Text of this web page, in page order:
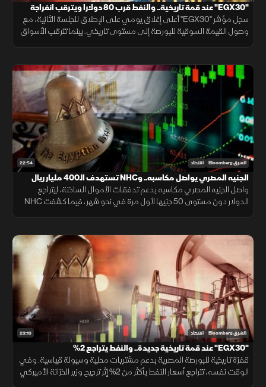
"EGX30" عند قمة تاريخية.. والنفط قرب 80 دولارا ويترقب انفراجة
"هرمز"
سجل مؤشر "EGX30" أعلى إغلاق يومي على الإطلاق للجلسة الثانية، مع
وصول القيمة السوقية للبورصة إلى مستوى تاريخي. بينما تترقب الأسواق
22:54 الشرق Bloomberg اقتصاد
الجنيه المصري يواصل مكاسبه.. وNHC تستهدف الـ400 مليار ريال
واصل الجنيه المصري مكاسبه بدعم تدفقات الأموال الساخنة، ليتراجع
الدولار دون مستوى 50 جنيها لأول مرة في نحو شهر، فيما كشفت NHC
23:13 الشرق Bloomberg اقتصاد
"EGX30" عند قمة تاريخية جديدة.. والنفط يتراجع 2%
قفزة تاريخية للبورصة المصرية بدعم مشتريات محلية وسيولة قياسية. وفي
الوقت نفسه، تتراجع أسعار النفط بأكثر من 2% إثر ترجيح وزير الخزانة الأميركي